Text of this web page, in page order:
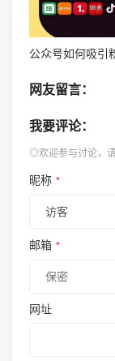
网友留言：
我要评论：
◎欢迎参与讨论，
昵称 *
邮箱 *
网址